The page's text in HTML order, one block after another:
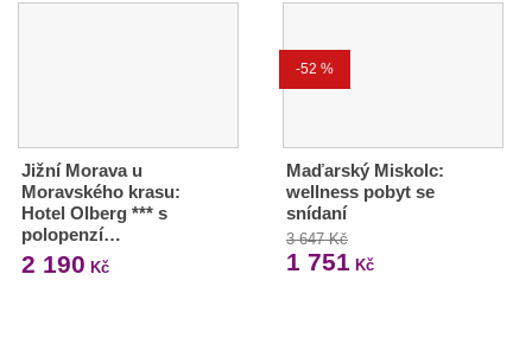
Jižní Morava u
Moravského krasu:
Hotel Olberg *** s
polopenzí…
2 190 Kč
-52 %
Maďarský Miskolc:
wellness pobyt se
snídaní
3 647 Kč
1 751 Kč